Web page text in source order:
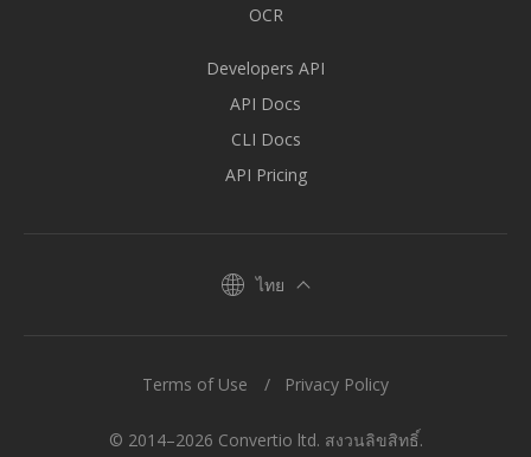
OCR
Developers API
API Docs
CLI Docs
API Pricing
ไทย
© 2014–2026 Convertio ltd. สงวนลิขสิทธิ์.
Terms of Use Privacy Policy